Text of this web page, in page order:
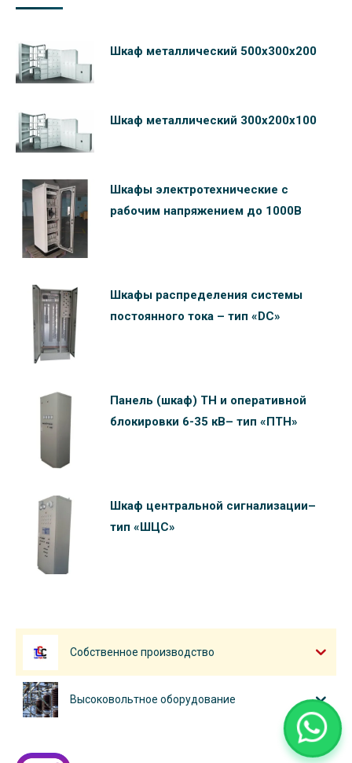
Шкаф металлический 500х300х200
Шкаф металлический 300х200х100
Шкафы электротехнические c
рабочим напряжением до 1000В
Шкафы распределения системы
постоянного тока – тип «DC»
Панель (шкаф) ТН и оперативной
блокировки 6-35 кВ– тип «ПТН»
Шкаф центральной сигнализации–
тип «ШЦС»
Собственное производство
Высоковольтное оборудование